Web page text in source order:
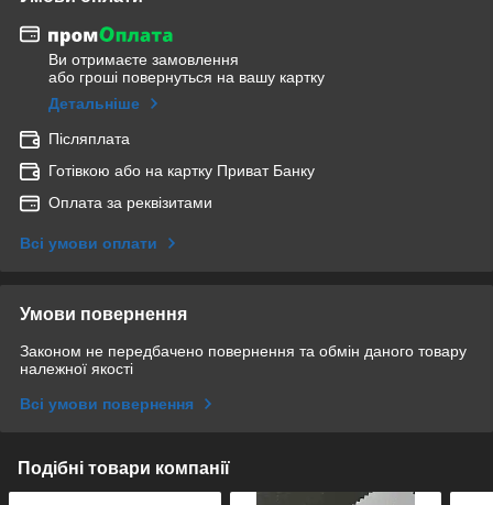
Ви отримаєте замовлення
або гроші повернуться на вашу картку
Детальніше
Післяплата
Готівкою або на картку Приват Банку
Оплата за реквізитами
Всі умови оплати
Умови повернення
Законом не передбачено повернення та обмін даного товару
належної якості
Всі умови повернення
Подібні товари компанії